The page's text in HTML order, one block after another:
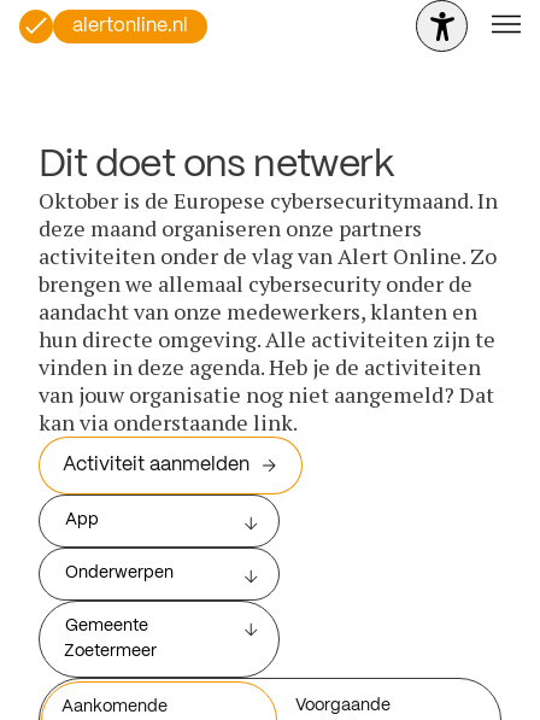
alertonline.nl
Dit doet ons netwerk
Oktober is de Europese cybersecuritymaand. In
deze maand organiseren onze partners
activiteiten onder de vlag van Alert Online. Zo
brengen we allemaal cybersecurity onder de
aandacht van onze medewerkers, klanten en
hun directe omgeving. Alle activiteiten zijn te
vinden in deze agenda. Heb je de activiteiten
van jouw organisatie nog niet aangemeld? Dat
kan via onderstaande link.
Activiteit aanmelden
App
Onderwerpen
Gemeente
Zoetermeer
Aankomende
Voorgaande